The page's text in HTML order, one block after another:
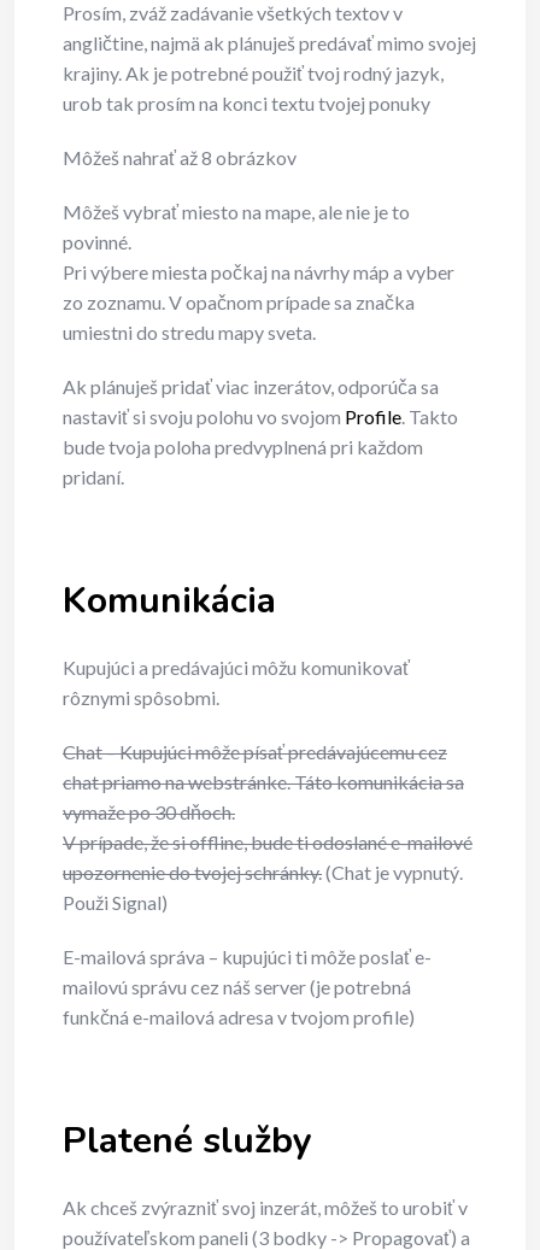
Prosím, zváž zadávanie všetkých textov v
angličtine, najmä ak plánuješ predávať mimo svojej
krajiny. Ak je potrebné použiť tvoj rodný jazyk,
urob tak prosím na konci textu tvojej ponuky
Môžeš nahrať až 8 obrázkov
Môžeš vybrať miesto na mape, ale nie je to
povinné.
Pri výbere miesta počkaj na návrhy máp a vyber
zo zoznamu. V opačnom prípade sa značka
umiestni do stredu mapy sveta.
Ak plánuješ pridať viac inzerátov, odporúča sa
nastaviť si svoju polohu vo svojom Profile. Takto
bude tvoja poloha predvyplnená pri každom
pridaní.
Komunikácia
Kupujúci a predávajúci môžu komunikovať
rôznymi spôsobmi.
Chat – Kupujúci môže písať predávajúcemu cez
chat priamo na webstránke. Táto komunikácia sa
vymaže po 30 dňoch.
V prípade, že si offline, bude ti odoslané e-mailové
upozornenie do tvojej schránky.(Chat je vypnutý.
Použi Signal)
E-mailová správa – kupujúci ti môže poslať e-
mailovú správu cez náš server (je potrebná
funkčná e-mailová adresa v tvojom profile)
Platené služby
Ak chceš zvýrazniť svoj inzerát, môžeš to urobiť v
používateľskom paneli (3 bodky -> Propagovať) a